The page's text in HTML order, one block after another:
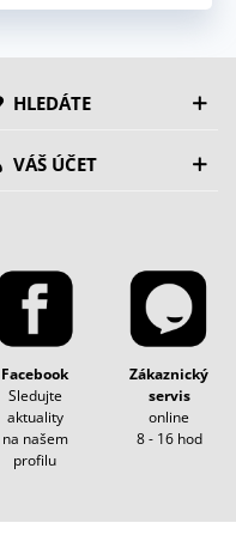
HLEDÁTE
VÁŠ ÚČET
Facebook
Sledujte
aktuality
na našem
profilu
Zákaznický
servis
online
8 - 16 hod